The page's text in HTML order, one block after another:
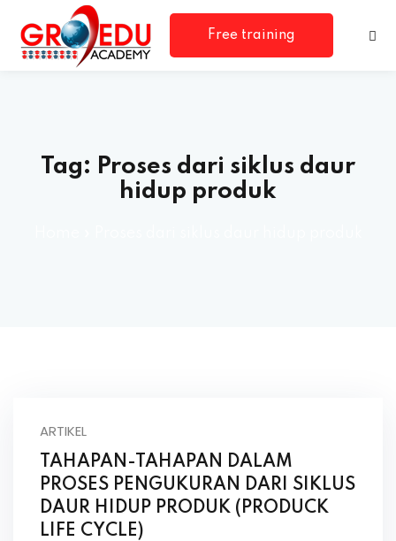
Free training
Tag: Proses dari siklus daur
hidup produk
ARTIKEL
TAHAPAN-TAHAPAN DALAM
PROSES PENGUKURAN DARI SIKLUS
DAUR HIDUP PRODUK (PRODUCK
LIFE CYCLE)